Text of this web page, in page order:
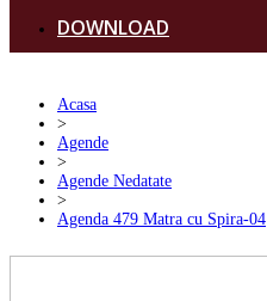
DOWNLOAD
Acasa
>
Agende
>
Agende Nedatate
>
Agenda 479 Matra cu Spira-04